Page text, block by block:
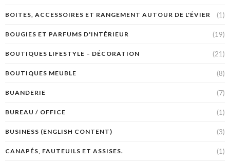
BOITES, ACCESSOIRES ET RANGEMENT AUTOUR DE L'ÉVIER (1)
BOUGIES ET PARFUMS D'INTÉRIEUR (19)
BOUTIQUES LIFESTYLE – DÉCORATION (21)
BOUTIQUES MEUBLE (8)
BUANDERIE (7)
BUREAU / OFFICE (1)
BUSINESS (ENGLISH CONTENT) (3)
CANAPÉS, FAUTEUILS ET ASSISES. (1)